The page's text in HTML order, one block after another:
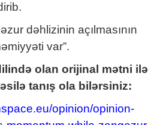
dəhlizinin açılmasının
var”.
olan orijinal mətni ilə
tanış ola bilərsiniz:
opinion/opinion-